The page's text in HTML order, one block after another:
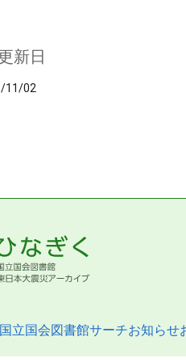
新日
11/02
国立国会図書館サーチお知らせ